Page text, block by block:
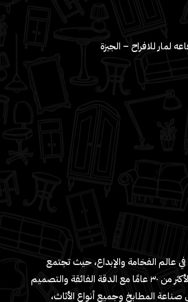
لمار للافراح – الجيزة
عالم الفخامة والإبداع، حيث تجتمع
الخبرة الطويلة التي تمتد لأكثر من ٣٠ عامًا مع الدقة الفائقة والتصميم
صناعة المطابخ وجميع أنواع الأثاث،